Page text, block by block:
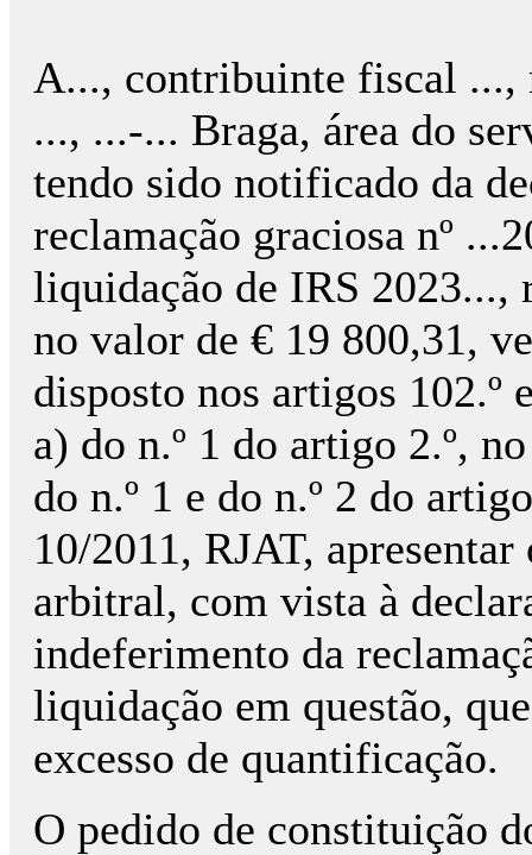
A..., contribuinte fiscal ...,
..., ...-... Braga, área do
tendo sido notificado da
reclamação graciosa nº
liquidação de IRS 2023...,
no valor de € 19 800,31,
disposto nos artigos 102.º
a) do n.º 1 do artigo 2.º,
do n.º 1 e do n.º 2 do
10/2011, RJAT,
arbitral, com vista à
indeferimento da
liquidação em questão,
excesso de quantificação.
O pedido de constituição